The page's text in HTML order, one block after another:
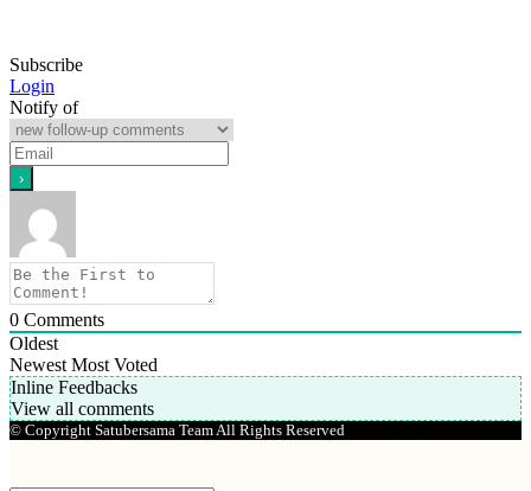
Subscribe
Login
Notify of
0 Comments
Oldest
Newest Most Voted
Inline Feedbacks
View all comments
© Copyright Satubersama Team All Rights Reserved